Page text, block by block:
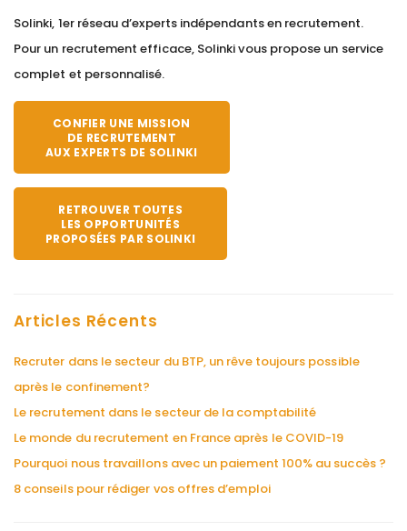
Solinki, 1er réseau d’experts indépendants en recrutement.
Pour un recrutement efficace, Solinki vous propose un service
complet et personnalisé.
CONFIER UNE MISSION
DE RECRUTEMENT
AUX EXPERTS DE SOLINKI
RETROUVER TOUTES
LES OPPORTUNITÉS
PROPOSÉES PAR SOLINKI
Articles Récents
Recruter dans le secteur du BTP, un rêve toujours possible
après le confinement?
Le recrutement dans le secteur de la comptabilité
Le monde du recrutement en France après le COVID-19
Pourquoi nous travaillons avec un paiement 100% au succès ?
8 conseils pour rédiger vos offres d’emploi